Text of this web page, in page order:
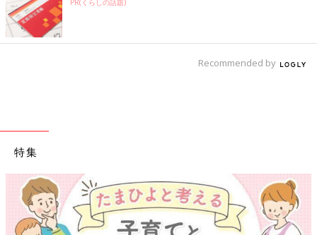
PR(くらしの話題)
Recommended by
特集